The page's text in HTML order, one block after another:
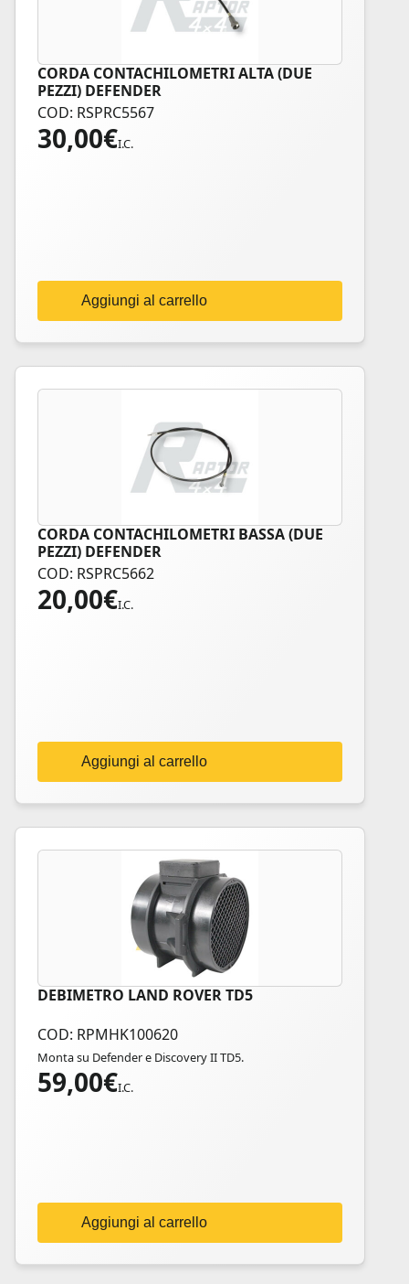
CORDA CONTACHILOMETRI ALTA (DUE
PEZZI) DEFENDER
COD: RSPRC5567
30,00€I.C.
Aggiungi al carrello
CORDA CONTACHILOMETRI BASSA (DUE
PEZZI) DEFENDER
COD: RSPRC5662
20,00€I.C.
Aggiungi al carrello
DEBIMETRO LAND ROVER TD5
COD: RPMHK100620
Monta su Defender e Discovery II TD5.
59,00€I.C.
Aggiungi al carrello